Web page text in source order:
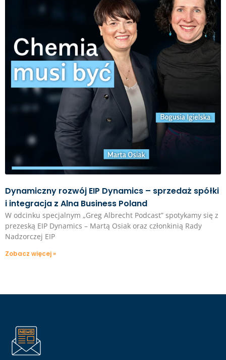
Dynamiczny rozwój EIP Dynamics – sprzedaż spółki
i integracja z Alna Business Poland
W odcinku specjalnym „Greg Albrecht Podcast” spotykamy się z
prezeską EIP Dynamics – Martą Osiak oraz członkinią Rady
Nadzorczej EIP
Zobacz więcej »